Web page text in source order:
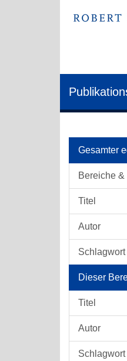
Gesamter
Bereiche
Titel
Autor
Schlagwort
Dieser
Titel
Autor
Schlagwort